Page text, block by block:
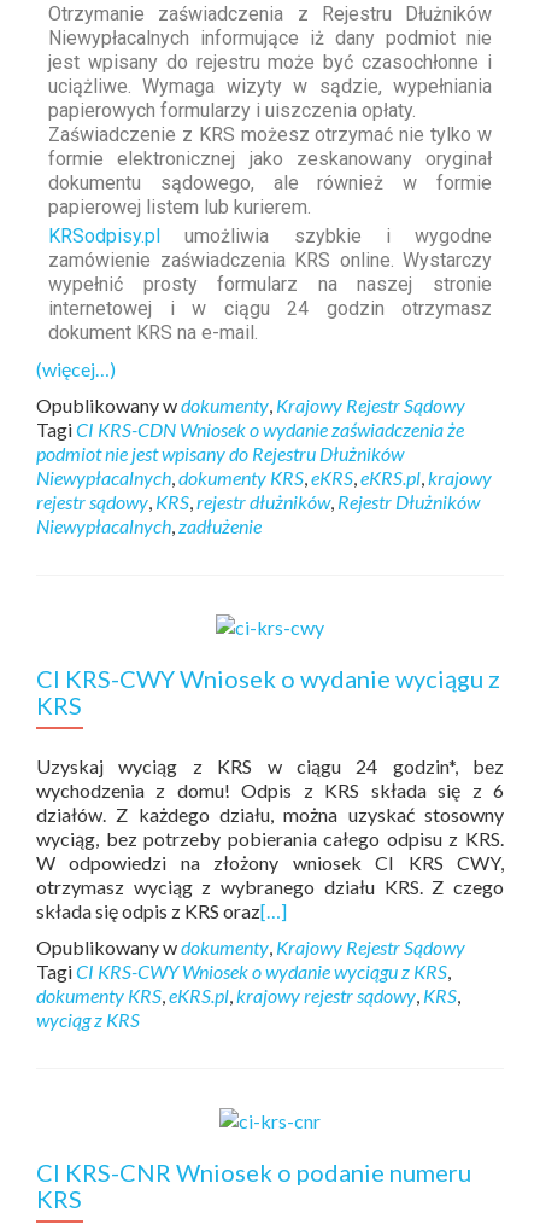
Otrzymanie zaświadczenia z Rejestru Dłużników
Niewypłacalnych informujące iż dany podmiot nie
jest wpisany do rejestru może być czasochłonne i
uciążliwe. Wymaga wizyty w sądzie, wypełniania
papierowych formularzy i uiszczenia opłaty.
Zaświadczenie z KRS możesz otrzymać nie tylko w
formie elektronicznej jako zeskanowany oryginał
dokumentu sądowego, ale również w formie
papierowej listem lub kurierem.
KRSodpisy.pl umożliwia szybkie i wygodne
zamówienie zaświadczenia KRS online. Wystarczy
wypełnić prosty formularz na naszej stronie
internetowej i w ciągu 24 godzin otrzymasz
dokument KRS na e-mail.
(więcej…)
Opublikowany wdokumenty Krajowy Rejestr Sądowy
TagiCI KRS-CDN Wniosek o wydanie zaświadczenia że
podmiot nie jest wpisany do Rejestru Dłużników
Niewypłacalnych dokumenty KRS eKRS eKRS.pl krajowy
rejestr sądowy KRS rejestr dłużników, Rejestr Dłużników
Niewypłacalnych zadłużenie
CI KRS-CWY Wniosek o wydanie wyciągu z
KRS
Uzyskaj wyciąg z KRS w ciągu 24 godzin*, bez
wychodzenia z domu! Odpis z KRS składa się z 6
działów. Z każdego działu, można uzyskać stosowny
wyciąg, bez potrzeby pobierania całego odpisu z KRS.
W odpowiedzi na złożony wniosek CI KRS CWY,
otrzymasz wyciąg z wybranego działu KRS. Z czego
składa się odpis z KRS oraz[…]
Opublikowany wdokumenty Krajowy Rejestr Sądowy
TagiCI KRS-CWY Wniosek o wydanie wyciągu z KRS
dokumenty KRS eKRS.pl krajowy rejestr sądowy KRS
wyciąg z KRS
CI KRS-CNR Wniosek o podanie numeru
KRS